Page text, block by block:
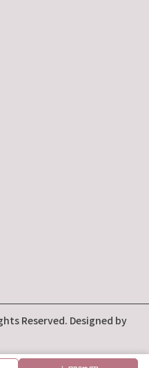
Reserved. Designed by